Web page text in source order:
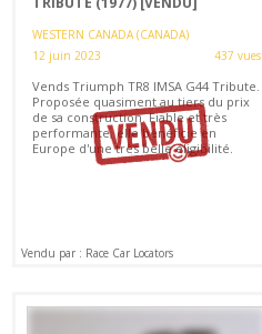
WESTERN CANADA (CANADA)
12 juin 2023
437 vues
Vends Triumph TR8 IMSA G44 Tribute.
Proposée quasiment au tiers du prix
de sa construction. Fiable et très
performante, elle bénéficie en
Europe d'une très belle éligibilité.
Vendu par : Race Car Locators